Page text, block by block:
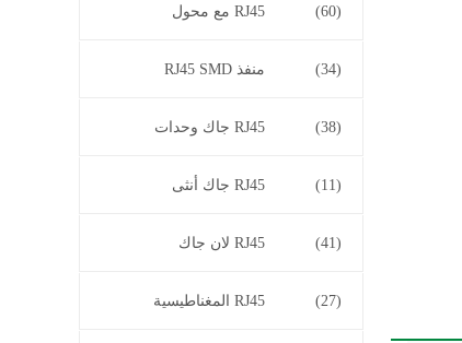
RJ45 مع محول (60)
منفذ RJ45 SMD (34)
RJ45 جاك وحدات (38)
RJ45 جاك أنثى (11)
RJ45 لان جاك (41)
RJ45 المغناطيسية (27)